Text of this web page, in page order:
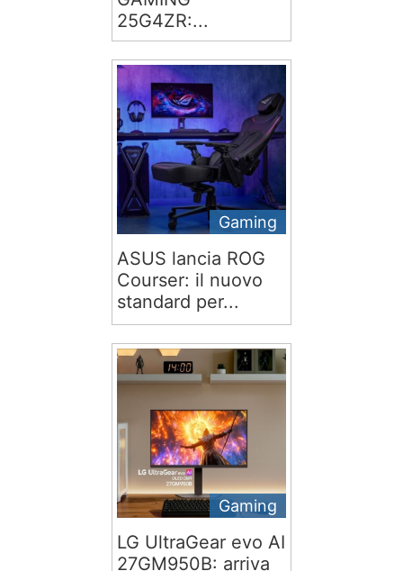
25G4ZR:...
Gaming
ASUS lancia ROG
Courser: il nuovo
standard per...
Gaming
LG UltraGear evo AI
27GM950B: arriva